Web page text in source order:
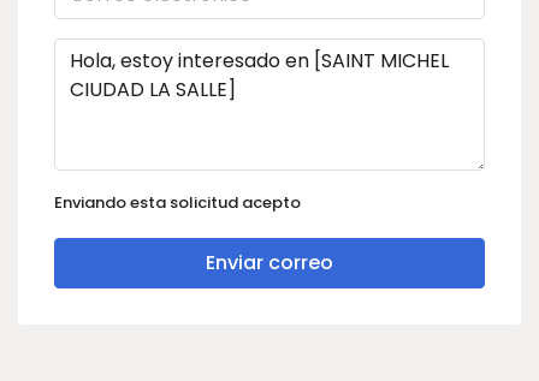
Enviando esta solicitud acepto
Enviar correo